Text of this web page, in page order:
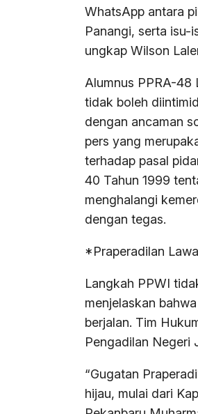
WhatsApp antara
Panangi, serta isu-
ungkap Wilson
Alumnus PPRA-48
tidak boleh
dengan ancaman
pers yang
terhadap pasal
40 Tahun 1999
menghalangi
dengan tegas.
*Praperadilan
Langkah PPWI
menjelaskan
berjalan. Tim
Pengadilan Negeri
“Gugatan
hijau, mulai dari